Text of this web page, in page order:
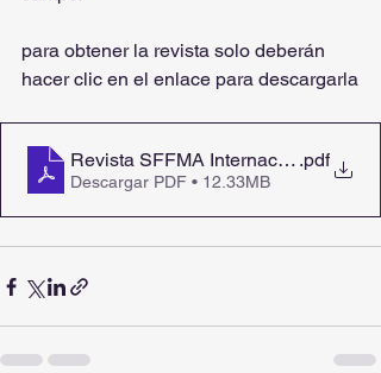
para obtener la revista solo deberán
hacer clic en el enlace para descargarla
Revista SFFMA Internacional.pdf
Descargar PDF • 12.33MB